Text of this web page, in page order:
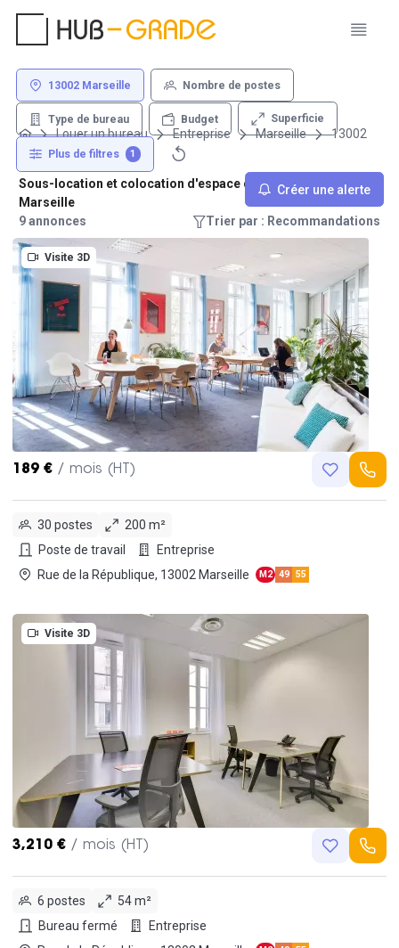
13002 Marseille Nombre de postes
Type de bureau Budget Superficie
Plus de filtres 1
Créer une alerte
Louer un bureau Entreprise Marseille 13002
Sous-location et colocation d'espace de travail - 13002
Marseille
9 annonces
Trier par : Recommandations
Visite 3D
189 € / mois (HT)
30 postes
200 m²
Poste de travail
Entreprise
Rue de la République, 13002 Marseille
M2 49 55
Visite 3D
3,210 € / mois (HT)
6 postes
54 m²
Bureau fermé
Entreprise